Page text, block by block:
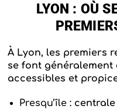
LYON : OÙ
À Lyon, les premiers
se font généralement
accessibles et
Presqu’île :